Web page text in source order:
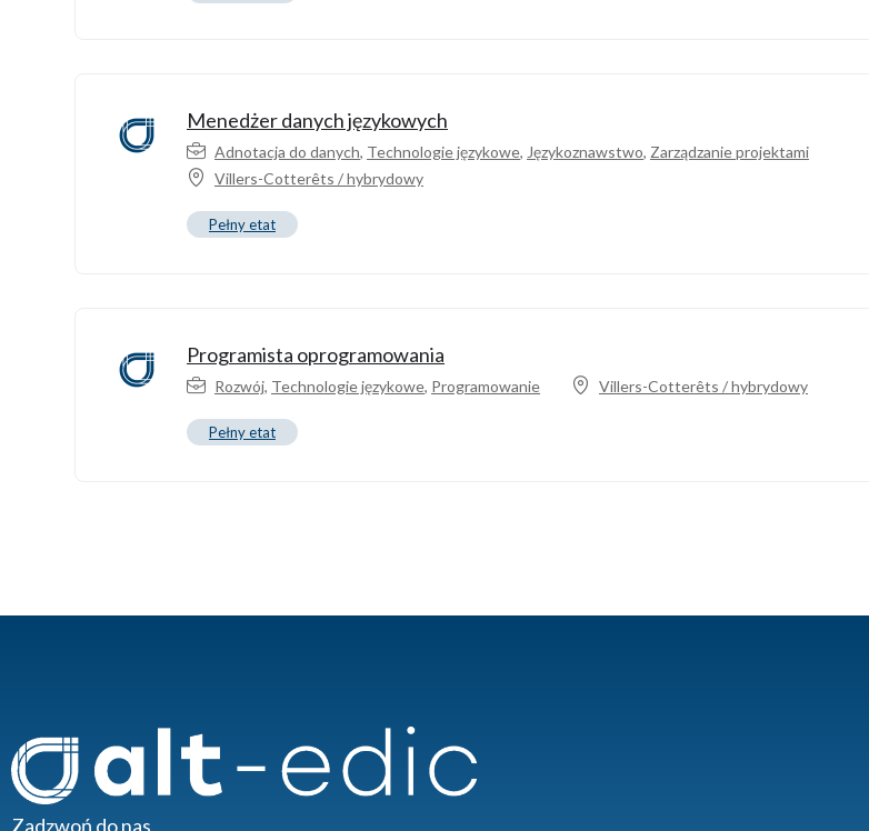
Menedżer danych językowych
Adnotacja do danych, Technologie językowe, Językoznawstwo, Zarządzanie projektami
Villers-Cotterêts / hybrydowy
Pełny etat
Programista oprogramowania
Rozwój, Technologie językowe, Programowanie Villers-Cotterêts / hybrydowy
Pełny etat
Zadzwoń do nas